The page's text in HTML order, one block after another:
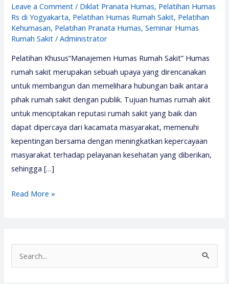
Leave a Comment / Diklat Pranata Humas, Pelatihan Humas
Rs di Yogyakarta, Pelatihan Humas Rumah Sakit, Pelatihan
Kehumasan, Pelatihan Pranata Humas,Seminar Humas
Rumah Sakit /Administrator
Pelatihan Khusus“Manajemen Humas Rumah Sakit” Humas
rumah sakit merupakan sebuah upaya yang direncanakan
untuk membangun dan memelihara hubungan baik antara
pihak rumah sakit dengan publik. Tujuan humas rumah akit
untuk menciptakan reputasi rumah sakit yang baik dan
dapat dipercaya dari kacamata masyarakat, memenuhi
kepentingan bersama dengan meningkatkan kepercayaan
masyarakat terhadap pelayanan kesehatan yang diberikan,
sehingga […]
Pelatihan
2026
Read More »
e